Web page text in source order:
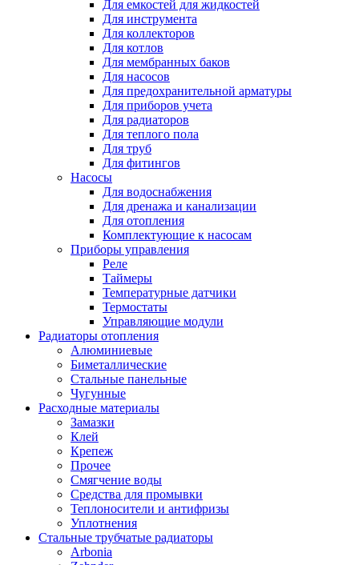
Для емкостей для жидкостей
Для инструмента
Для коллекторов
Для котлов
Для мембранных баков
Для насосов
Для предохранительной арматуры
Для приборов учета
Для радиаторов
Для теплого пола
Для труб
Для фитингов
Насосы
Для водоснабжения
Для дренажа и канализации
Для отопления
Комплектующие к насосам
Приборы управления
Реле
Таймеры
Температурные датчики
Термостаты
Управляющие модули
Радиаторы отопления
Алюминиевые
Биметаллические
Стальные панельные
Чугунные
Расходные материалы
Замазки
Клей
Крепеж
Прочее
Смягчение воды
Средства для промывки
Теплоносители и антифризы
Уплотнения
Стальные трубчатые радиаторы
Arbonia